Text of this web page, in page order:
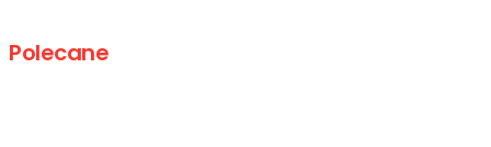
Polecane